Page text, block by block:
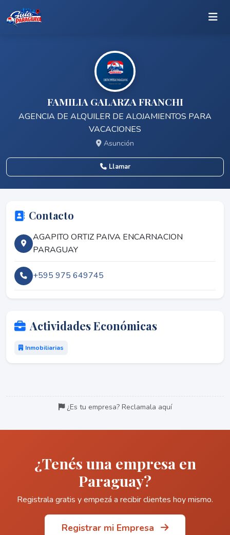
FAMILIA GALARZA FRANCHI
AGENCIA DE ALQUILER DE ALOJAMIENTOS PARA
VACACIONES
Asunción
Llamar
Contacto
AGAPITO ORTIZ PAIVA ENCARNACION
PARAGUAY
+595 975 649745
Actividades Económicas
Inmobiliarias
¿Es tu empresa? Reclamala aquí
¿Tenés una empresa en
Paraguay?
Registrala gratis y empezá a recibir clientes hoy mismo.
Registrar mi Empresa